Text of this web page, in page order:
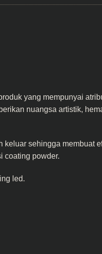
yang mempunyai
nuangsa artistik,
keluar sehingga membuat
coating powder.
led.